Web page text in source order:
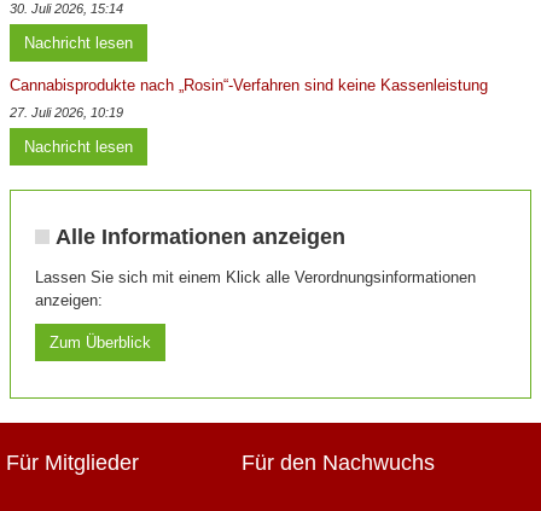
30. Juli 2026, 15:14
Nachricht lesen
Cannabisprodukte nach „Rosin“-Verfahren sind keine Kassenleistung
27. Juli 2026, 10:19
Nachricht lesen
Alle Informationen anzeigen
Lassen Sie sich mit einem Klick alle Verordnungsinformationen
anzeigen:
Zum Überblick
Für Mitglieder Für den Nachwuchs